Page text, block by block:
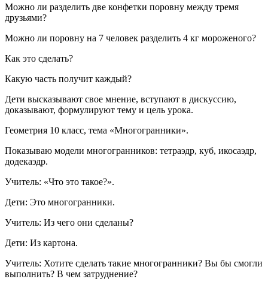
Можно ли разделить две конфетки поровну между тремя
друзьями?
Можно ли поровну на 7 человек разделить 4 кг мороженого?
Как это сделать?
Какую часть получит каждый?
Дети высказывают свое мнение, вступают в дискуссию,
доказывают, формулируют тему и цель урока.
Геометрия 10 класс, тема «Многогранники».
Показываю модели многогранников: тетраэдр, куб, икосаэдр,
додекаэдр.
Учитель: «Что это такое?».
Дети: Это многогранники.
Учитель: Из чего они сделаны?
Дети: Из картона.
Учитель: Хотите сделать такие многогранники? Вы бы смогли
выполнить? В чем затруднение?